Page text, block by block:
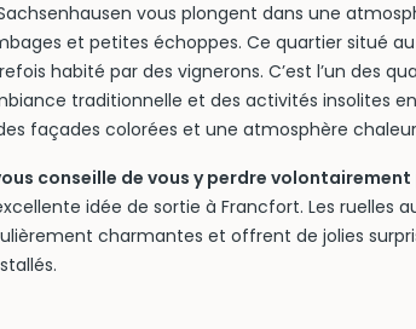
vous plongent dans une
et petites échoppes. Ce quartier situé au
habité par des vignerons. C’est l’un des
traditionnelle et des activités insolites
façades colorées et une atmosphère
conseille de vous y perdre volontairement
idée de sortie à Francfort. Les ruelles
charmantes et offrent de jolies